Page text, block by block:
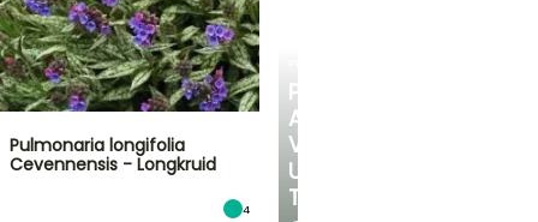
PERSOONLIJK
ADVIES
VOOR
UW
TUIN
Pulmonaria longifolia
Cevennensis - Longkruid
4